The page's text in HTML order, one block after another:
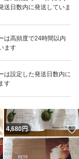
送日数内に発送していま
は高頻度で24時間以内
ます
は設定した発送日数内に
す
いいね！
7,390
いいね！
4,680円